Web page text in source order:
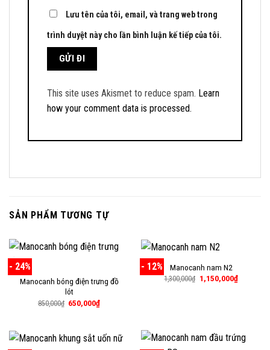
Lưu tên của tôi, email, và trang web trong
trình duyệt này cho lần bình luận kế tiếp của tôi.
This site uses Akismet to reduce spam. Learn
how your comment data is processed.
SẢN PHẨM TƯƠNG TỰ
- 24%
Manocanh bóng điện trưng đồ
lót
850,000₫ Giá
650,000₫Giá
650,000₫.
- 12% Manocanh nam N2
1,300,000₫ Giá
gốc
1,150,000₫Giá
hiện